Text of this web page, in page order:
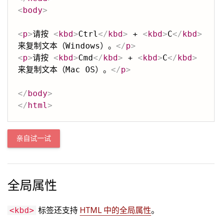
<body>
<p>请按 <kbd>Ctrl</kbd> + <kbd>C</kbd>
来复制文本（Windows）。 </p>
<p>请按 <kbd>Cmd</kbd> + <kbd>C</kbd>
来复制文本（Mac OS）。 </p>
</body>
</html>
亲自试一试
全局属性
<kbd> 标签还支持 HTML 中的全局属性。